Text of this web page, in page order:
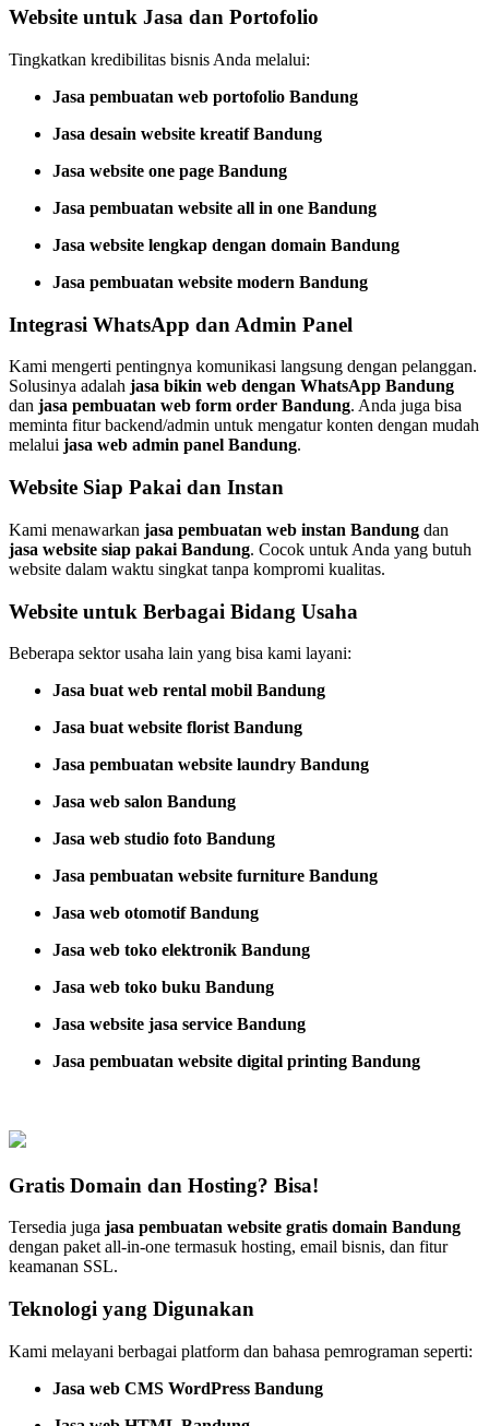
Website untuk Jasa dan Portofolio
Tingkatkan kredibilitas bisnis Anda melalui:
Jasa pembuatan web portofolio Bandung
Jasa desain website kreatif Bandung
Jasa website one page Bandung
Jasa pembuatan website all in one Bandung
Jasa website lengkap dengan domain Bandung
Jasa pembuatan website modern Bandung
Integrasi WhatsApp dan Admin Panel
Kami mengerti pentingnya komunikasi langsung dengan pelanggan.
Solusinya adalah jasa bikin web dengan WhatsApp Bandung
dan jasa pembuatan web form order Bandung. Anda juga bisa
meminta fitur backend/admin untuk mengatur konten dengan mudah
melalui jasa web admin panel Bandung.
Website Siap Pakai dan Instan
Kami menawarkan jasa pembuatan web instan Bandung dan
jasa website siap pakai Bandung. Cocok untuk Anda yang butuh
website dalam waktu singkat tanpa kompromi kualitas.
Website untuk Berbagai Bidang Usaha
Beberapa sektor usaha lain yang bisa kami layani:
Jasa buat web rental mobil Bandung
Jasa buat website florist Bandung
Jasa pembuatan website laundry Bandung
Jasa web salon Bandung
Jasa web studio foto Bandung
Jasa pembuatan website furniture Bandung
Jasa web otomotif Bandung
Jasa web toko elektronik Bandung
Jasa web toko buku Bandung
Jasa website jasa service Bandung
Jasa pembuatan website digital printing Bandung
Gratis Domain dan Hosting? Bisa!
Tersedia juga jasa pembuatan website gratis domain Bandung
dengan paket all-in-one termasuk hosting, email bisnis, dan fitur
keamanan SSL.
Teknologi yang Digunakan
Kami melayani berbagai platform dan bahasa pemrograman seperti:
Jasa web CMS WordPress Bandung